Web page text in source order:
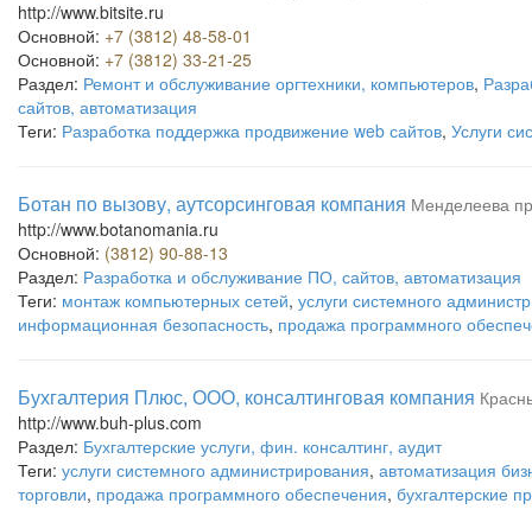
http://www.bitsite.ru
Основной: +7 (3812) 48-58-01
Основной: +7 (3812) 33-21-25
Раздел: Ремонт и обслуживание оргтехники, компьютеров,
сайтов, автоматизация
Теги: Разработка поддержка продвижение web сайтов, Услуги
Ботан по вызову, аутсорсинговая компания Менделеева
http://www.botanomania.ru
Основной: (3812) 90-88-13
Раздел: Разработка и обслуживание ПО, сайтов, автоматизация
Теги: монтаж компьютерных сетей, услуги системного
информационная безопасность, продажа программного
Бухгалтерия Плюс, ООО, консалтинговая компания
http://www.buh-plus.com
Раздел: Бухгалтерские услуги, фин. консалтинг, аудит
Теги: услуги системного администрирования, автоматизация
торговли, продажа программного обеспечения, бухгалтерские